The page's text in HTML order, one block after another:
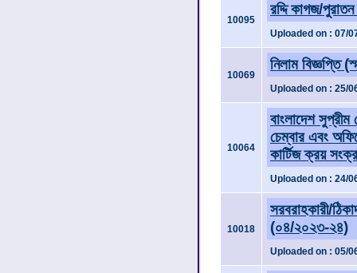
10095
রদ্দি কাগজ/
Uploaded on : 07/
10069
নিলাম বিজ্ঞপ্তি
Uploaded on : 25/
10064
বাংলাদেশ সুপ্রীম
চেম্বার এবং
কার্টিজ ক্রয়
Uploaded on : 24/
10018
সরবরাহকারী/
(০৪/২০২৩-২৪)
Uploaded on : 05/